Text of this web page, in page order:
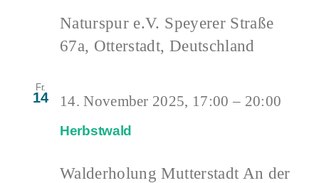
Naturspur e.V. Speyerer Straße
67a, Otterstadt, Deutschland
Fr.
14
Herbstwald
14. November 2025, 17:00 – 20:00
Walderholung Mutterstadt An der